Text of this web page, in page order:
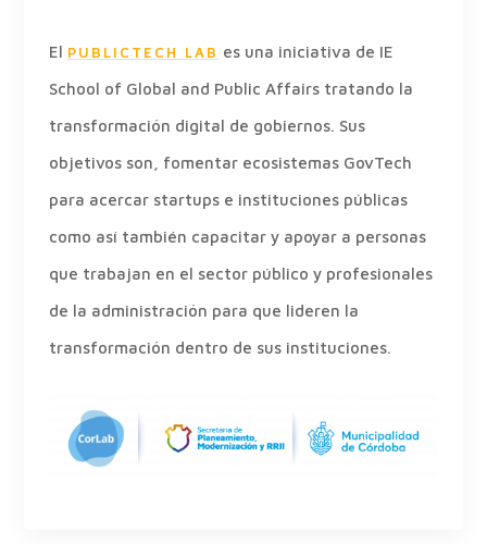
El PUBLICTECH LAB es una iniciativa de IE
School of Global and Public Affairs tratando la
transformación digital de gobiernos. Sus
objetivos son, fomentar ecosistemas GovTech
para acercar startups e instituciones públicas
como así también capacitar y apoyar a personas
que trabajan en el sector público y profesionales
de la administración para que lideren la
transformación dentro de sus instituciones.